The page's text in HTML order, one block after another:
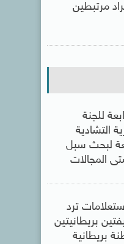
على 5 أفراد مرتبطين
للجنة
التشادية
لبحث سبل
المجالات
ترد
بريطانيتين
بريطانية